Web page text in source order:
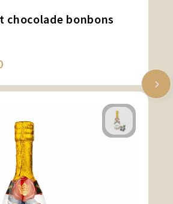
chocolade bonbons